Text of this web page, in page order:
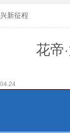
新征程
花帝